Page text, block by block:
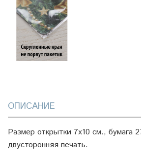
ОПИСАНИЕ
Размер открытки 7х10 см., бумага
двусторонняя печать.